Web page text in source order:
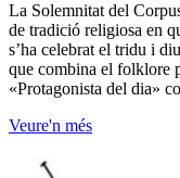
La Solemnitat del
de tradició religiosa en
s’ha celebrat el tridu i
que combina el folklore
«Protagonista del dia»
Veure'n més